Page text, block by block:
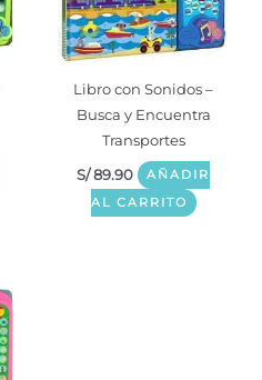
Libro con Sonidos –
Busca y Encuentra
Transportes
S/89.90
AÑADIR
AL CARRITO